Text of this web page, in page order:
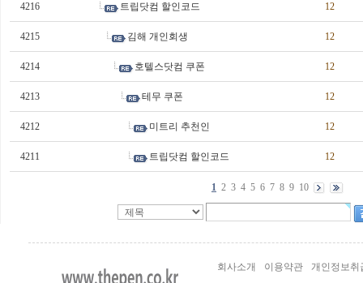
4216 트립닷컴 할인코드 12
4215 김해 개인회생 12
4214 호텔스닷컴 쿠폰 12
4213 테무 쿠폰 12
4212 미트리 추천인 12
4211 트립닷컴 할인코드 12
1 2 3 4 5 6 7 8 9 10
회사소개 이용약관 개인정보취